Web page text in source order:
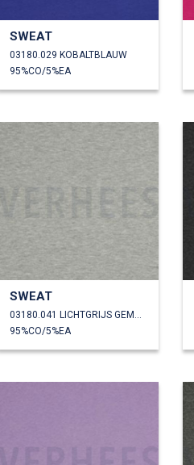
SWEAT
03180.029 KOBALTBLAUW
95%CO/5%EA
SWEAT
95%CO/5%EA